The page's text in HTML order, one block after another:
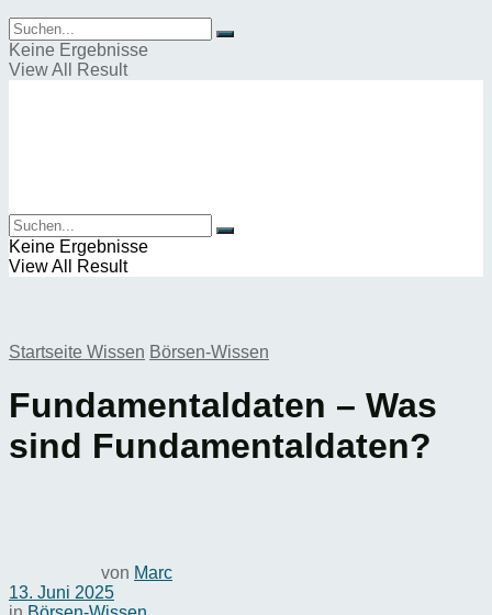
Keine Ergebnisse
View All Result
Keine Ergebnisse
View All Result
Startseite Wissen Börsen-Wissen
Fundamentaldaten – Was
sind Fundamentaldaten?
von Marc
13. Juni 2025